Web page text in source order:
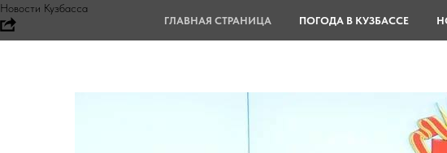
Новости Кузбасса
ГЛАВНАЯ СТРАНИЦА ПОГОДА В КУЗБАССЕ